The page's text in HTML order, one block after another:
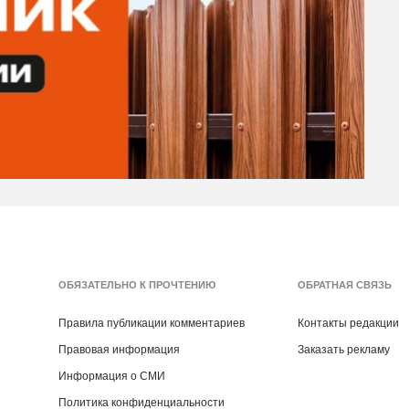
ОБЯЗАТЕЛЬНО К ПРОЧТЕНИЮ
Правила публикации комментариев
Правовая информация
Информация о СМИ
Политика конфиденциальности
ОБРАТНАЯ СВЯЗЬ
Контакты редакции
Заказать рекламу